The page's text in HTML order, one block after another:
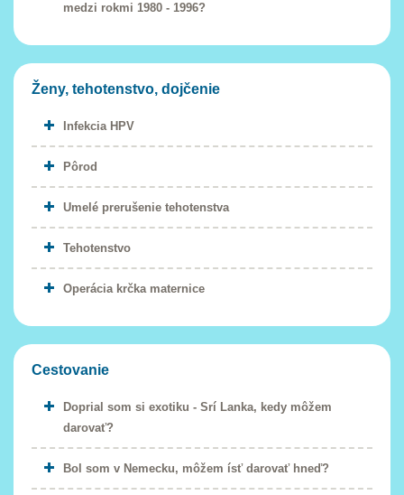
medzi rokmi 1980 - 1996?
Ženy, tehotenstvo, dojčenie
Infekcia HPV
Pôrod
Umelé prerušenie tehotenstva
Tehotenstvo
Operácia krčka maternice
Cestovanie
Doprial som si exotiku - Srí Lanka, kedy môžem
darovať?
Bol som v Nemecku, môžem ísť darovať hneď?